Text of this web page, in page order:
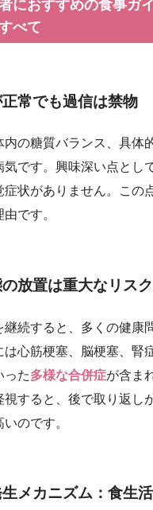
におすすめの食事ガ
べて
常でも過信は禁物
内の糖質バランス、具体
気です。興味深い点とし
症状がありません。この
です。
放置は重大なリスク
継続すると、多くの健康
は心筋梗塞、脳梗塞、腎
った多様な合併症が含ま
視すると、後で取り返し
のです。
メカニズム：食生